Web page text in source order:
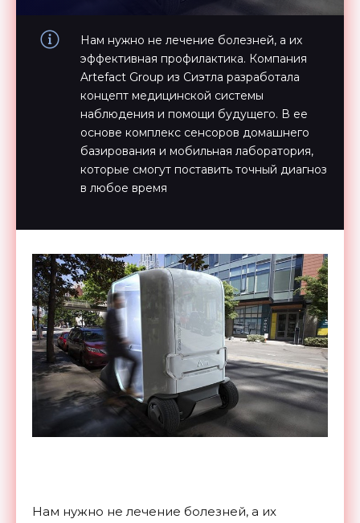
Нам нужно не лечение болезней, а их
эффективная профилактика. Компания
Artefact Group из Сиэтла разработала
концепт медицинской системы
наблюдения и помощи будущего. В ее
основе комплекс сенсоров домашнего
базирования и мобильная лаборатория,
которые смогут поставить точный диагноз
в любое время
Нам нужно не лечение болезней, а их